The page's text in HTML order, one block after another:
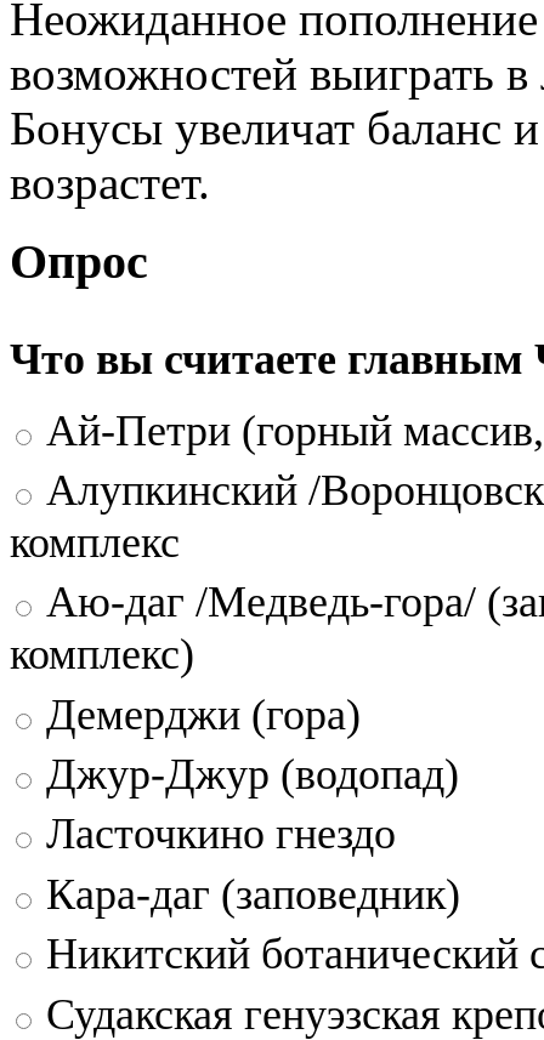
Неожиданное пополнение
возможностей выиграть
Бонусы увеличат баланс
возрастет.
Опрос
Что вы считаете
Ай-Петри (горный
Алупкинский /
комплекс
Аю-даг /Медведь-гора/
комплекс)
Демерджи (гора)
Джур-Джур (водопад)
Ласточкино гнездо
Кара-даг (заповедник)
Никитский ботанический
Судакская генуэзская